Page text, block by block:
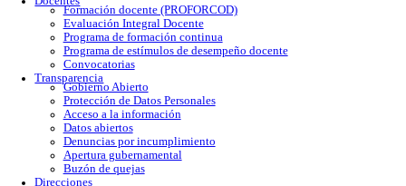
Reglamento
Becas
Servicio social
Prácticas profesionales
Egresados
Proceso de titulación
Bolsa de trabajo
Experiencia Universitaria
Cultura, Arte y Deporte
Emprendimiento